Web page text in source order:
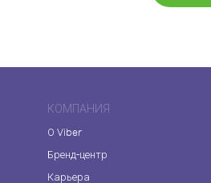
КОМПАНИЯ
О Viber
Бренд-центр
Карьера